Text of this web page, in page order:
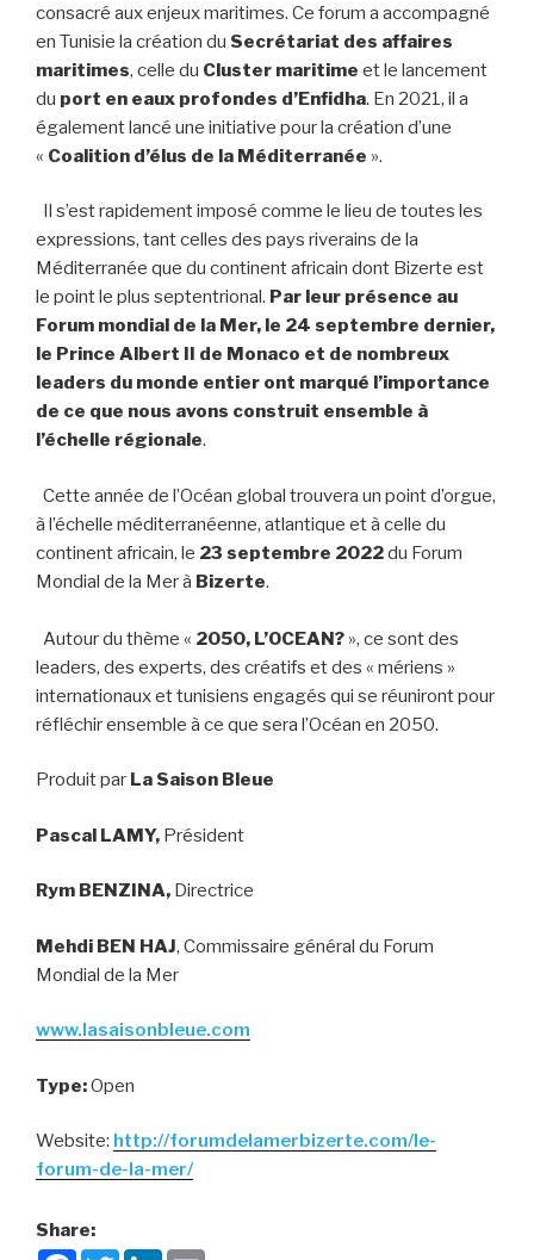
consacré aux enjeux maritimes. Ce forum a accompagné
en Tunisie la création du Secrétariat des affaires
maritimes, celle du Cluster maritime et le lancement
du port en eaux profondes d’Enfidha. En 2021, il a
également lancé une initiative pour la création d’une
« Coalition d’élus de la Méditerranée ».
Il s’est rapidement imposé comme le lieu de toutes les
expressions, tant celles des pays riverains de la
Méditerranée que du continent africain dont Bizerte est
le point le plus septentrional. Par leur présence au
Forum mondial de la Mer, le 24 septembre dernier,
le Prince Albert II de Monaco et de nombreux
leaders du monde entier ont marqué l’importance
de ce que nous avons construit ensemble à
l’échelle régionale.
Cette année de l’Océan global trouvera un point d’orgue,
à l’échelle méditerranéenne, atlantique et à celle du
continent africain, le 23 septembre 2022du Forum
Mondial de la Mer à Bizerte.
Autour du thème « 2050, L’OCEAN? », ce sont des
leaders, des experts, des créatifs et des « mériens »
internationaux et tunisiens engagés qui se réuniront pour
réfléchir ensemble à ce que sera l’Océan en 2050.
Produit par La Saison Bleue
Pascal LAMY, Président
Rym BENZINA, Directrice
Mehdi BEN HAJ, Commissaire général du Forum
Mondial de la Mer
www.lasaisonbleue.com
Type:Open
Website: http://forumdelamerbizerte.com/le-
forum-de-la-mer/
Share: